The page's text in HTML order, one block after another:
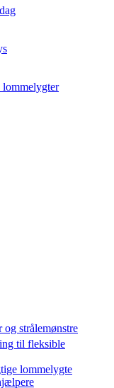
strålemønstre
til fleksible
lommelygte